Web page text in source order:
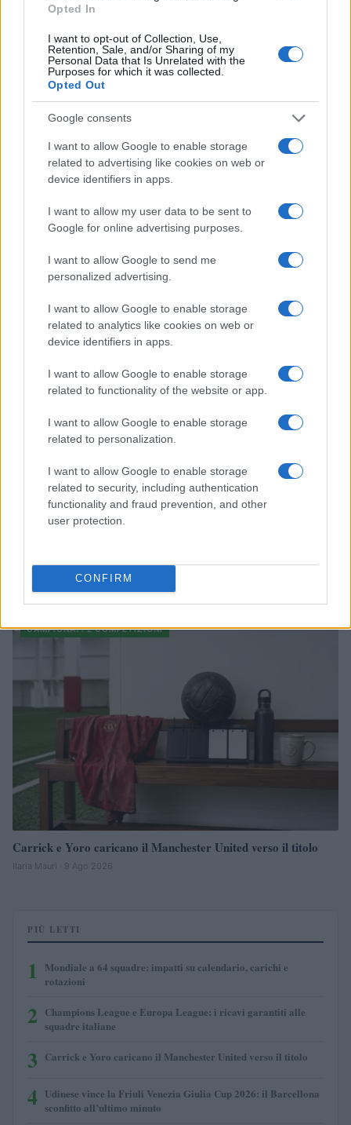
Opted In
I want to opt-out of Collection, Use,
Retention, Sale, and/or Sharing of my
Personal Data that Is Unrelated with the
Purposes for which it was collected.
Opted Out
Google consents
I want to allow Google to enable storage
related to advertising like cookies on web or
device identifiers in apps.
I want to allow my user data to be sent to
Google for online advertising purposes.
I want to allow Google to send me
personalized advertising.
I want to allow Google to enable storage
related to analytics like cookies on web or
device identifiers in apps.
I want to allow Google to enable storage
related to functionality of the website or app.
I want to allow Google to enable storage
related to personalization.
I want to allow Google to enable storage
related to security, including authentication
functionality and fraud prevention, and other
user protection.
CONFIRM
Continua a leggere
CAMPIONATI E COMPETIZIONI
Mondiale a 64 squadre: impatti su calendario, carichi e
rotazioni
Ilaria Mauri · 9 Ago 2026
CAMPIONATI E COMPETIZIONI
Champions League e Europa League: i ricavi garantiti alle
squadre italiane
Ilaria Mauri · 9 Ago 2026
CAMPIONATI E COMPETIZIONI
Carrick e Yoro caricano il Manchester United verso il titolo
Ilaria Mauri · 9 Ago 2026
PIÙ LETTI
1
Mondiale a 64 squadre: impatti su calendario, carichi e
rotazioni
2 Champions League e Europa League: i ricavi garantiti alle
squadre italiane
3 Carrick e Yoro caricano il Manchester United verso il titolo
4 Udinese vince la Friuli Venezia Giulia Cup 2026: il Barcellona
sconfitto all’ultimo minuto